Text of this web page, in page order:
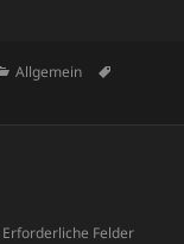
Kategorien
Allgemein
Erforderliche Felder